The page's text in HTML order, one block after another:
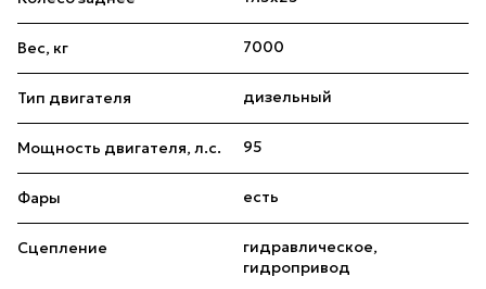
Вес, кг 7000
Тип двигателя дизельный
Мощность двигателя, л.с. 95
Фары есть
Сцепление
гидравлическое,
гидропривод